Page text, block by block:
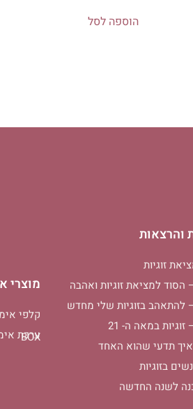
הוספה לסל
והרצאות
זוגיות
למציאת זוגיות ואהבה
להתאהב בזוגיות שלי מחדש
במאה ה- 21
תדעי שהוא האחד
בזוגיות
לשנה החדשה
מוצרי
קלפי
BOX